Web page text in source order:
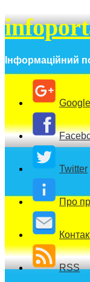
Інформаційний
Twitter
Про
RSS